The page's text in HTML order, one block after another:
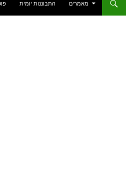
מאמרים
התבוננות יומית